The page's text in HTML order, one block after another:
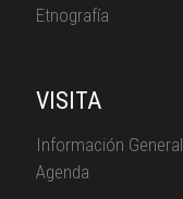
Etnografía
VISITA
Información General
Agenda